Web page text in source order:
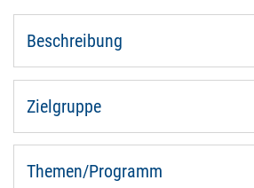
Beschreibung
Zielgruppe
Themen/Programm